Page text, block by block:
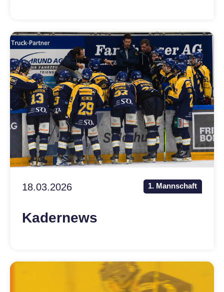
Kontakt
Mitglieder
Anlässe
18.03.2026 1. Mannschaft
Kadernews